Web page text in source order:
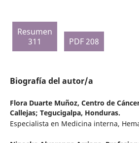
Resumen
311
PDF 208
Biografía del autor/a
Flora Duarte Muñoz, Centro de
Callejas; Tegucigalpa, Honduras.
Especialista en Medicina interna,